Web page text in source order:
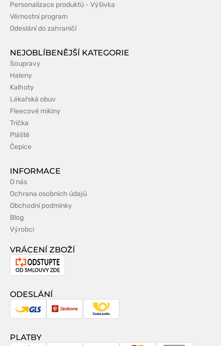
Personalizace produktů - Výšivka
Věrnostní program
Odeslání do zahraničí
NEJOBLÍBENĚJŠÍ KATEGORIE
Soupravy
Haleny
Kalhoty
Lékařská obuv
Fleecové mikiny
Trička
Pláště
Čepice
INFORMACE
O nás
Ochrana osobních údajů
Obchodní podmínky
Blog
Výrobci
VRÁCENÍ ZBOŽÍ
Odstoupení
smlouvy
ODESLÁNÍ
GLS ZásilkovnaČeská
PLATBY